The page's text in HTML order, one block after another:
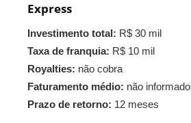
Express
Investimento total: R$ 30 mil
Taxa de franquia: R$ 10 mil
Royalties: não cobra
Faturamento médio: não informado
Prazo de retorno: 12 meses